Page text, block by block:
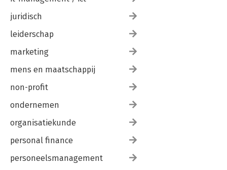
juridisch
leiderschap
marketing
mens en maatschappij
non-profit
ondernemen
organisatiekunde
personal finance
personeelsmanagement